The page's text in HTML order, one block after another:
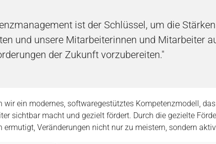
ist der Schlüssel, um die
und unsere Mitarbeiterinnen und Mitarbeiter
der Zukunft vorzubereiten."
ein modernes, softwaregestütztes Kompetenzmodell,
sichtbar macht und gezielt fördert. Durch die gezielte
Veränderungen nicht nur zu meistern, sondern